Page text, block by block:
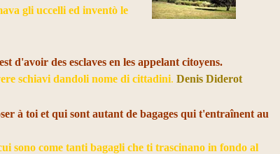
gli uccelli ed inventò le
d'avoir des esclaves en les appelant citoyens.
schiavi dandoli nome di cittadini. Denis Diderot
à toi et qui sont autant de bagages qui t'entraînent au
sono come tanti bagagli che ti trascinano in fondo al